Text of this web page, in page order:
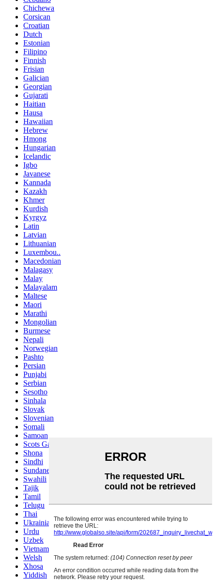
Chichewa
Corsican
Croatian
Dutch
Estonian
Filipino
Finnish
Frisian
Galician
Georgian
Gujarati
Haitian
Hausa
Hawaiian
Hebrew
Hmong
Hungarian
Icelandic
Igbo
Javanese
Kannada
Kazakh
Khmer
Kurdish
Kyrgyz
Latin
Latvian
Lithuanian
Luxembou..
Macedonian
Malagasy
Malay
Malayalam
Maltese
Maori
Marathi
Mongolian
Burmese
Nepali
Norwegian
Pashto
Persian
Punjabi
Serbian
Sesotho
Sinhala
Slovak
Slovenian
Somali
Samoan
Scots Gaelic
Shona
Sindhi
Sundanese
Swahili
Tajik
Tamil
Telugu
Thai
Ukrainian
Urdu
Uzbek
Vietnamese
Welsh
Xhosa
Yiddish